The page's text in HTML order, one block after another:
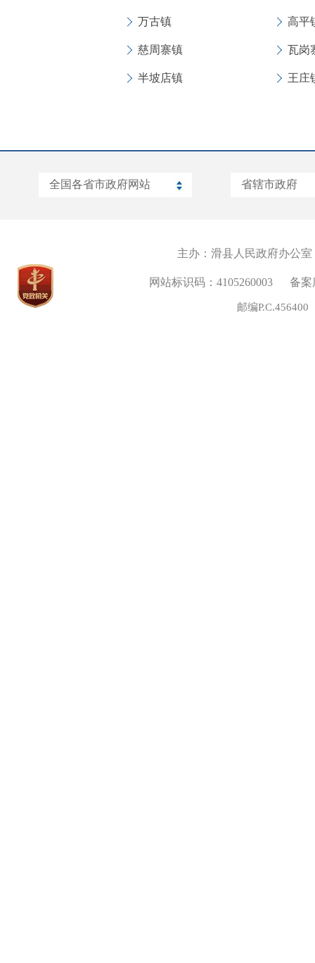
万古镇 高平
慈周寨镇 瓦岗
半坡店镇 王庄
主办：滑县人民政府办公室
网站标识码：4105260003 备案
邮编